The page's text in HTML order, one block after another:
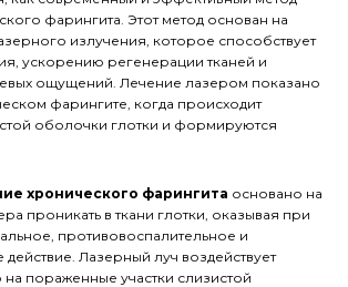
фарингита. Этот метод основан на
излучения, которое способствует
ускорению регенерации тканей и
ощущений. Лечение лазером показано
фарингите, когда происходит
оболочки глотки и формируются
хронического фарингита основано на
проникать в ткани глотки, оказывая при
противовоспалительное и
Лазерный луч воздействует
пораженные участки слизистой